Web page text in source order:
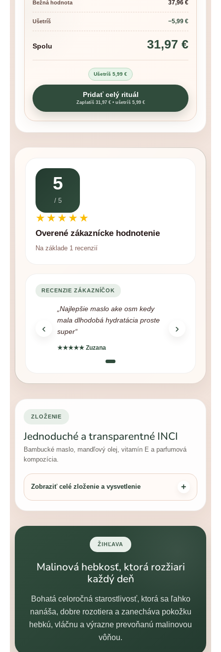
Bežná hodnota 37,96 €
Ušetríš −5,99 €
Spolu 31,97 €
Ušetríš 5,99 €
Pridať celý rituál
Zaplatíš 31,97 € • ušetríš 5,99 €
5
/ 5
★★★★★
Overené zákaznícke hodnotenie
Na základe 1 recenzií
RECENZIE ZÁKAZNÍČOK
‹
„Najlepšie maslo ake osm kedy
mala dlhodobá hydratácia proste
super“
★★★★★ Zuzana
›
ZLOŽENIE
Jednoduché a transparentné INCI
Bambucké maslo, mandľový olej, vitamín E a parfumová
kompozícia.
Zobraziť celé zloženie a vysvetlenie
ŽIHĽAVA
Malinová hebkosť, ktorá rozžiari
každý deň
Bohatá celoročná starostlivosť, ktorá sa ľahko
nanáša, dobre rozotiera a zanecháva pokožku
hebkú, vláčnu a výrazne prevoňanú malinovou
vôňou.